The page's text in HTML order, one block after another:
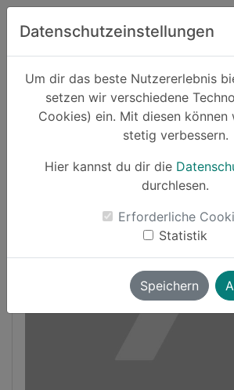
Zum
Datenschutzeinstellungen
Um dir das beste Nutzererlebnis
setzen wir verschiedene
Cookies) ein. Mit diesen können
stetig verbessern.
Hier kannst du dir die
durchlesen.
Erforderliche
Statistik
Speichern
Schnäppchen Sport und